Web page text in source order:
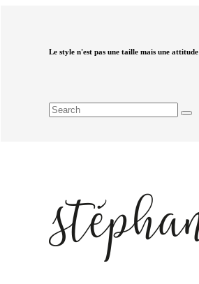
Le style n'est pas une taille mais une attitude